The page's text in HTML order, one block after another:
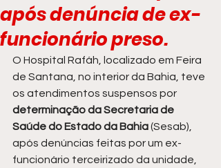
após denúncia de ex-
funcionário preso.
O Hospital Rafáh, localizado em Feira
de Santana, no interior da Bahia, teve
os atendimentos suspensos por
determinação da Secretaria de
Saúde do Estado da Bahia (Sesab),
após denúncias feitas por um ex-
funcionário terceirizado da unidade,